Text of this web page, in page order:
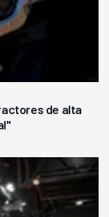
de alta